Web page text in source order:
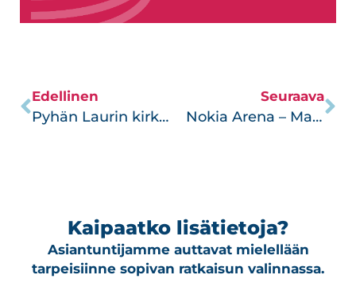
Edellinen
Pyhän Laurin kirkko – Keskiajalta nykypäivään
Seuraava
Nokia Arena – Maailmanluokan tapahtuma-areena
Kaipaatko lisätietoja?
Asiantuntijamme auttavat mielellään
tarpeisiinne sopivan ratkaisun valinnassa.